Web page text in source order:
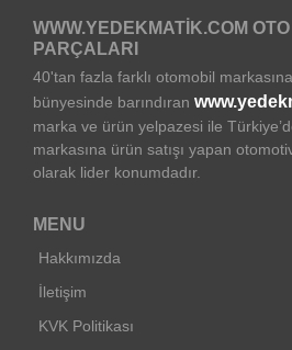
WWW.YEDEKMATIK.COM
PARÇALARI
40'tan fazla farklı otomobil
bünyesinde barındıran
marka ve ürün yelpazesi ile
markasına ürün satışı yapan
olarak lider konumdadır.
MENU
Hakkımızda
İletişim
KVK Politikası